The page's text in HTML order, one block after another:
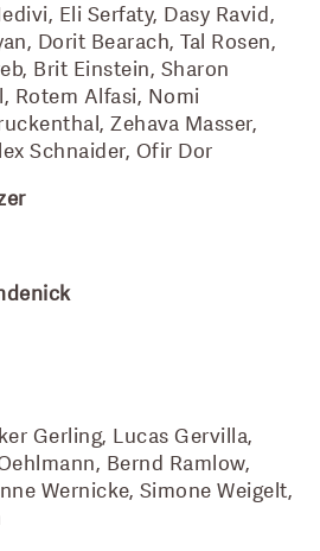
Eli Serfaty, Dasy Ravid,
Dorit Bearach, Tal Rosen,
Brit Einstein, Sharon
Rotem Alfasi, Nomi
Zehava Masser,
Schnaider, Ofir Dor
Gerling, Lucas Gervilla,
Bernd Ramlow,
Wernicke, Simone Weigelt,